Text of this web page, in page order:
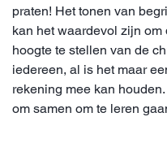
praten! Het tonen van
kan het waardevol zijn
hoogte te stellen van de
iedereen, al is het maar
rekening mee kan
om samen om te leren